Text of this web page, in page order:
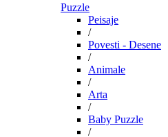
Puzzle
Peisaje
/
Povesti - Desene
/
Animale
/
Arta
/
Baby Puzzle
/